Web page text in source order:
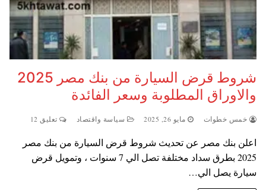
شروط قرض السيارة من بنك مصر 2025
والاوراق المطلوبة وسعر الفائدة
خمس خطوات مايو 26, 2025 سياسة واقتصاد تعليق 12
اعلن بنك مصر عن تحديث شروط قرض السيارة من بنك مصر
2025 بطرق سداد مختلفة تصل الي 7 سنوات ، وتمويل قرض
سيارة يصل الي…